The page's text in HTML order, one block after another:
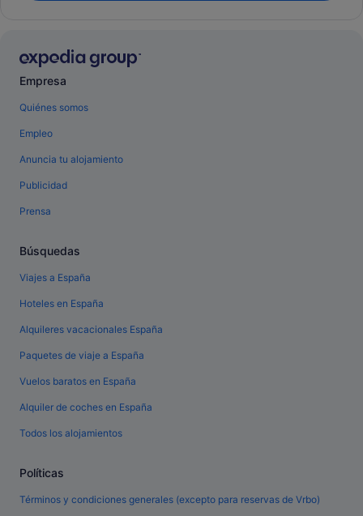
Empresa
Quiénes somos
Empleo
Anuncia tu alojamiento
Publicidad
Prensa
Búsquedas
Viajes a España
Hoteles en España
Alquileres vacacionales España
Paquetes de viaje a España
Vuelos baratos en España
Alquiler de coches en España
Todos los alojamientos
Políticas
Términos y condiciones generales (excepto para reservas de Vrbo)